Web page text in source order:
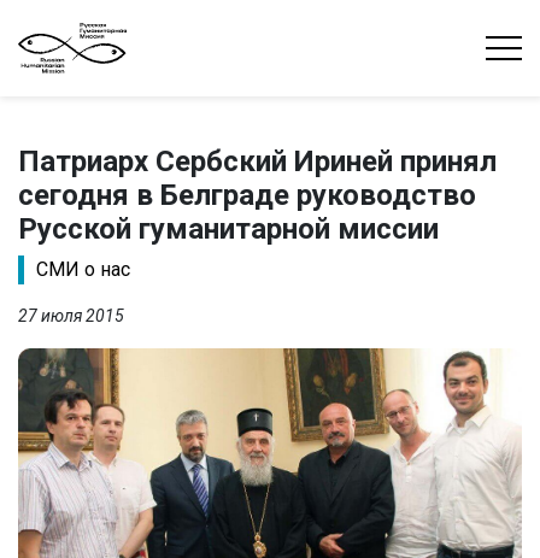
Патриарх Сербский Ириней принял
сегодня в Белграде руководство
Русской гуманитарной миссии
СМИ о нас
27 июля 2015